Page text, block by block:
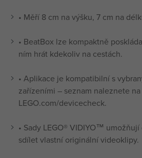
• Měří 8 cm na výšku, 7 cm na
• BeatBox lze kompaktně
ním hrát kdekoliv na cestách.
• Aplikace je kompatibilní s
zařízeními – seznam naleznete na
LEGO.com/devicecheck.
• Sady LEGO® VIDIYO™
sdílet vlastní originální videoklipy.